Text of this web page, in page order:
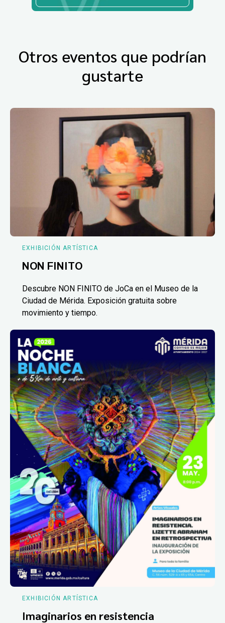
Otros eventos que podrían
gustarte
EXHIBICIÓN ARTÍSTICA
NON FINITO
Descubre NON FINITO de JoCa en el Museo de la
Ciudad de Mérida. Exposición gratuita sobre
movimiento y tiempo.
EXHIBICIÓN ARTÍSTICA
Imaginarios en resistencia